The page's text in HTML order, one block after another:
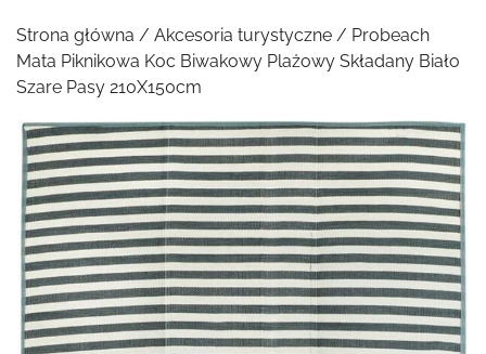
Strona główna / Akcesoria turystyczne / Probeach
Mata Piknikowa Koc Biwakowy Plażowy Składany Biało
Szare Pasy 210X150cm